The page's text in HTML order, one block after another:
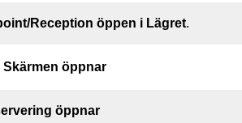
Reception öppen i Lägret.
Skärmen öppnar
öppnar